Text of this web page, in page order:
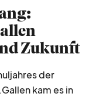
Zukunft
der
kam es in